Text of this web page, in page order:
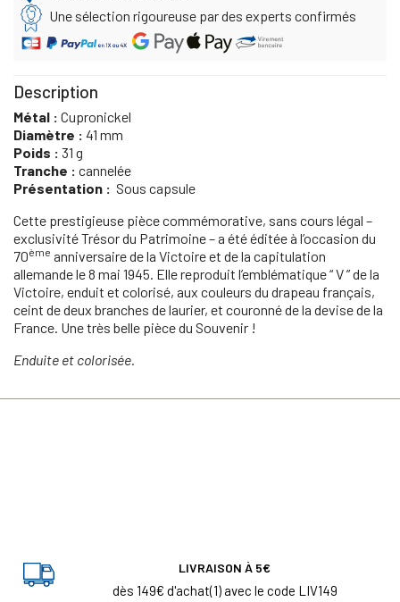
Une sélection rigoureuse par des experts confirmés
Description
Métal : Cupronickel
Diamètre : 41 mm
Poids : 31 g
Tranche : cannelée
Présentation : Sous capsule
Cette prestigieuse pièce commémorative, sans cours légal –
exclusivité Trésor du Patrimoine – a été éditée à l’occasion du
70ème anniversaire de la Victoire et de la capitulation
allemande le 8 mai 1945. Elle reproduit l’emblématique “ V ” de la
Victoire, enduit et colorisé, aux couleurs du drapeau français,
ceint de deux branches de laurier, et couronné de la devise de la
France. Une très belle pièce du Souvenir !
Enduite et colorisée.
LIVRAISON À 5€
dès 149€ d'achat(1) avec le code LIV149